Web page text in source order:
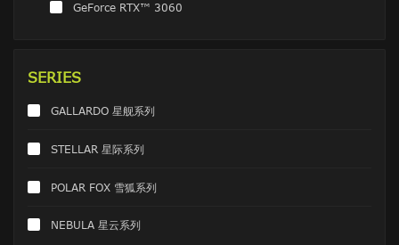
GeForce RTX™ 3060
SERIES
GALLARDO 星舰系列
STELLAR 星际系列
POLAR FOX 雪狐系列
NEBULA 星云系列